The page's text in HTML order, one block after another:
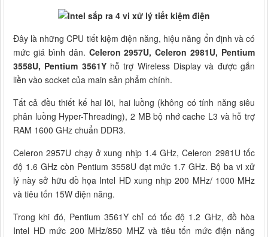
Đây là những CPU tiết kiệm điện năng, hiệu năng ổn định và có
mức giá bình dân. Celeron 2957U, Celeron 2981U, Pentium
3558U, Pentium 3561Yhỗ trợ Wireless Display và được gắn
liền vào socket của main sản phẩm chính.
Tất cả đều thiết kế hai lõi, hai luồng (không có tính năng siêu
phân luồng Hyper-Threading), 2 MB bộ nhớ cache L3 và hỗ trợ
RAM 1600 GHz chuẩn DDR3.
Celeron 2957U chạy ở xung nhịp 1.4 GHz, Celeron 2981U tốc
độ 1.6 GHz còn Pentium 3558U đạt mức 1.7 GHz. Bộ ba vi xử
lý này sở hữu đồ họa Intel HD xung nhịp 200 MHz/ 1000 MHz
và tiêu tốn 15W điện năng.
Trong khi đó, Pentium 3561Y chỉ có tốc độ 1.2 GHz, đồ hòa
Intel HD mức 200 MHz/850 MHZ và tiêu tốn mức điện năng